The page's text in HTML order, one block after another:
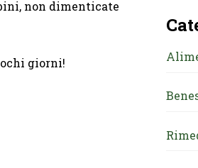
non dimenticate
giorni!